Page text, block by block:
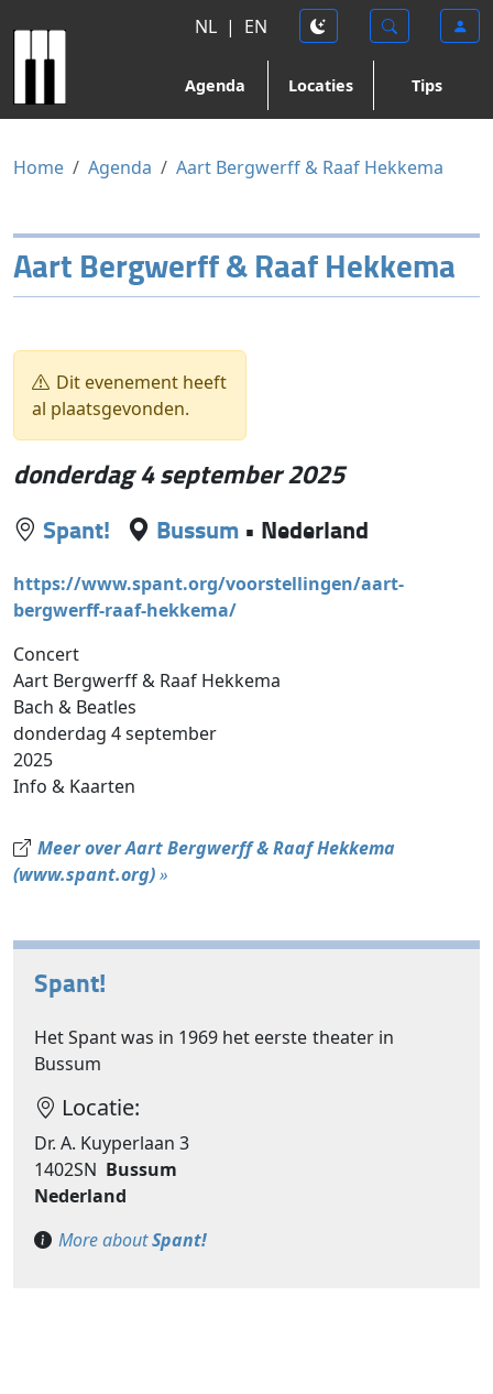
NL | EN
Agenda Locaties Tips
Home Agenda Aart Bergwerff & Raaf Hekkema
Aart Bergwerff & Raaf Hekkema
Dit evenement heeft
al plaatsgevonden.
donderdag 4 september 2025
Spant! Bussum • Nederland
https://www.spant.org/voorstellingen/aart-
bergwerff-raaf-hekkema/
Concert
Aart Bergwerff & Raaf Hekkema
Bach & Beatles
donderdag 4 september
2025
Info & Kaarten
Meer over Aart Bergwerff & Raaf Hekkema
(www.spant.org)»
Spant!
Het Spant was in 1969 het eerste theater in
Bussum
Locatie:
Dr. A. Kuyperlaan 3
1402SN Bussum
Nederland
More aboutSpant!